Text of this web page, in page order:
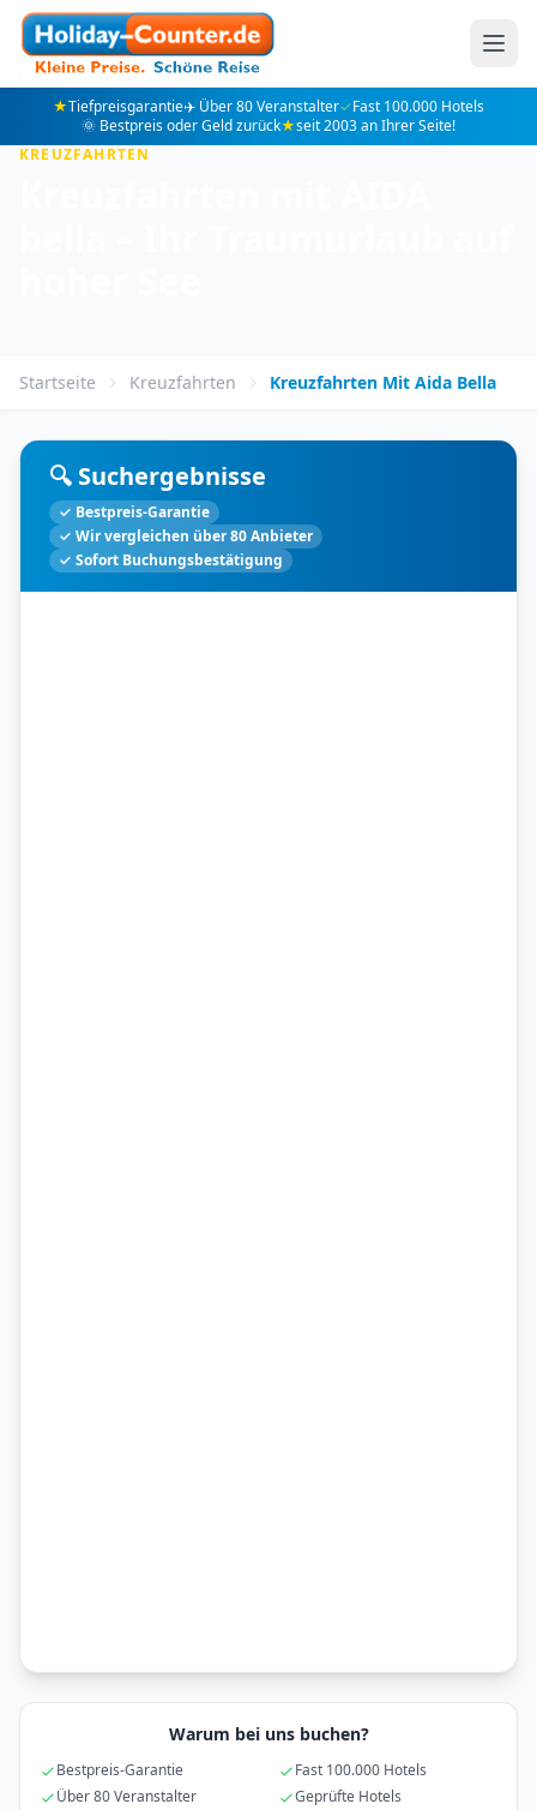
★Tiefpreisgarantie✈️ Über 80 Veranstalter✓Fast 100.000 Hotels
🌞 Bestpreis oder Geld zurück★seit 2003 an Ihrer Seite!
KREUZFAHRTEN
Startseite Kreuzfahrten Kreuzfahrten Mit Aida Bella
🔍 Suchergebnisse
✓ Bestpreis-Garantie
✓ Wir vergleichen über 80 Anbieter
✓ Sofort Buchungsbestätigung
Warum bei uns buchen?
Bestpreis-Garantie
Fast 100.000 Hotels
Über 80 Veranstalter
Geprüfte Hotels